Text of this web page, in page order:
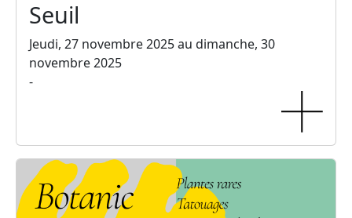
Seuil
Jeudi, 27 novembre 2025 au dimanche, 30
novembre 2025
-